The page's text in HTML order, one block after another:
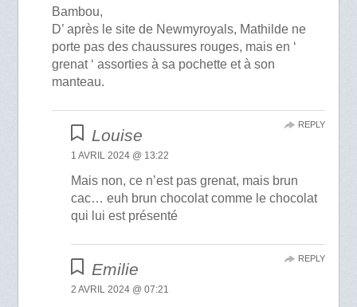
Bambou,
D’ après le site de Newmyroyals, Mathilde ne
porte pas des chaussures rouges, mais en ‘
grenat ‘ assorties à sa pochette et à son
manteau.
Louise
1 AVRIL 2024 @ 13:22
Mais non, ce n’est pas grenat, mais brun
cac… euh brun chocolat comme le chocolat
qui lui est présenté
REPLY
Emilie
2 AVRIL 2024 @ 07:21
REPLY